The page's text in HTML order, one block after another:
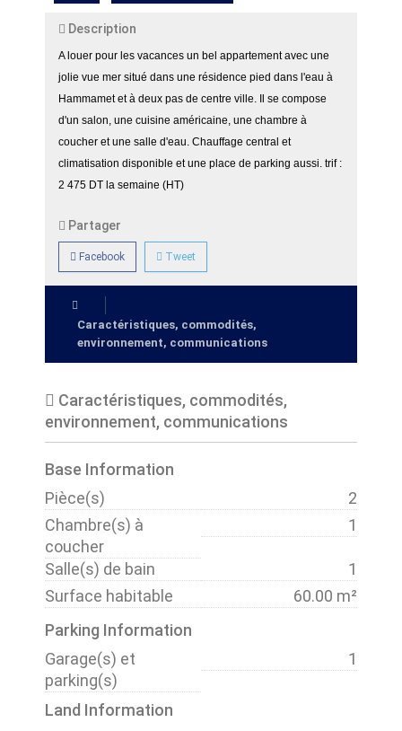
Description
A louer pour les vacances un bel appartement avec une
jolie vue mer situé dans une résidence pied dans l'eau à
Hammamet et à deux pas de centre ville. Il se compose
d'un salon, une cuisine américaine, une chambre à
coucher et une salle d'eau. Chauffage central et
climatisation disponible et une place de parking aussi. trif :
2 475 DT la semaine (HT)
Partager
Facebook Tweet
Caractéristiques, commodités,
environnement, communications
Caractéristiques, commodités,
environnement, communications
Base Information
Pièce(s)
2
Chambre(s) à
coucher
1
Salle(s) de bain
1
Surface habitable
60.00 m²
Parking Information
Garage(s) et
parking(s)
1
Land Information